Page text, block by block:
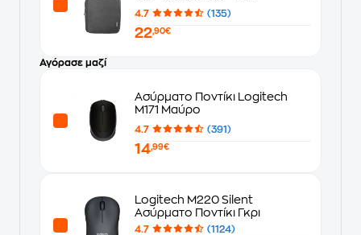
4.7 (135)
22,90€
Αγόρασε μαζί
Ασύρματο Ποντίκι Logitech
M171 Μαύρο
4.7 (391)
14,99€
Logitech M220 Silent
Ασύρματο Ποντίκι Γκρι
4.7
(1124)